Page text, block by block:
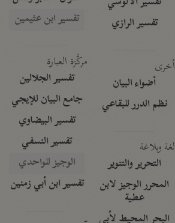
تفسير الرازي
أخرى
أضواء البيان
نظم الدرر للبقاعي
لغة وبلاغة
التحرير والتنوير
المحرر الوجيز لابن
عطية
تفسير ابن عثيمين
مركَّزة العبارة
تفسير الجلالين
جامع البيان للإيجي
تفسير البيضاوي
تفسير النسفي
الوجيز للواحدي
تفسير ابن أبي زمنين